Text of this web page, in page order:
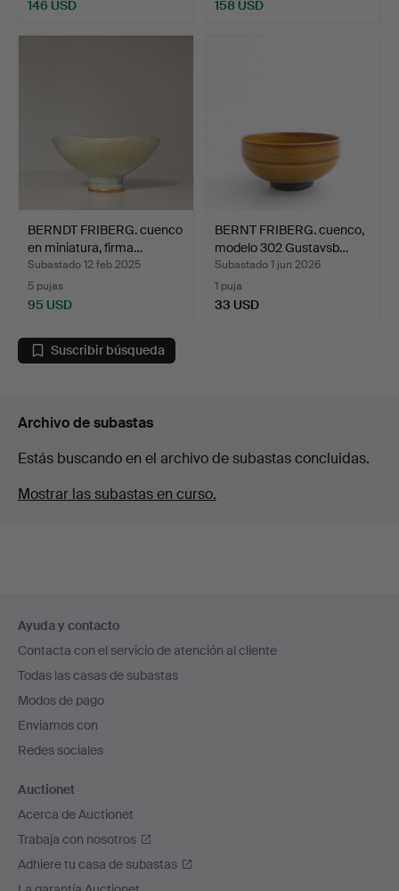
146 USD 158 USD
BERNDT FRIBERG. cuenco
en miniatura, firma…
Subastado 12 feb 2025
5 pujas
95 USD
BERNT FRIBERG. cuenco,
modelo 302 Gustavsb…
Subastado 1 jun 2026
1 puja
33 USD
Suscribir búsqueda
Archivo de subastas
Estás buscando en el archivo de subastas concluidas.
Mostrar las subastas en curso.
en
el
pie
de
página
Ayuda y contacto
Contacta con el servicio de atención al cliente
Todas las casas de subastas
Modos de pago
Enviamos con
Redes sociales
Auctionet
Acerca de Auctionet
Trabaja con nosotros
Adhiere tu casa de subastas